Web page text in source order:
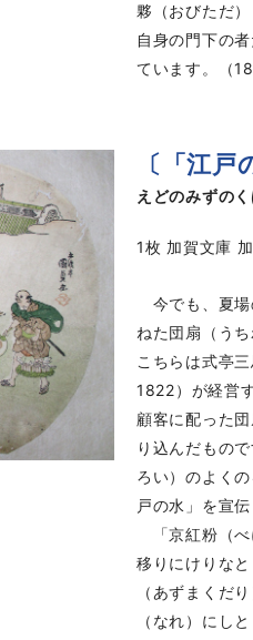
夥（おびただ
自身の門下の
ています。（
〔「江戸
えどのみずの
1枚 加賀文庫
今でも、夏場
ねた団扇（う
こちらは式亭
1822）が経営
顧客に配った
り込んだもの
ろい）のよく
戸の水」を宣伝
「京紅粉（べ
移りにけりな
（あずまくだ
（なれ）にし